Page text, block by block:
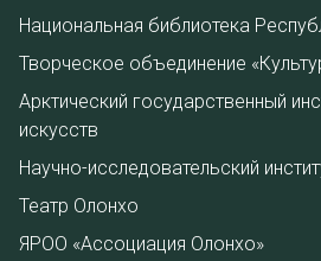
Национальная библиотека
Творческое объединение
Арктический государственный
искусств
Научно-исследовательский
Театр Олонхо
ЯРОО «Ассоциация Олонхо»